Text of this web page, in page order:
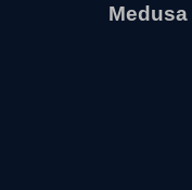
Medusa